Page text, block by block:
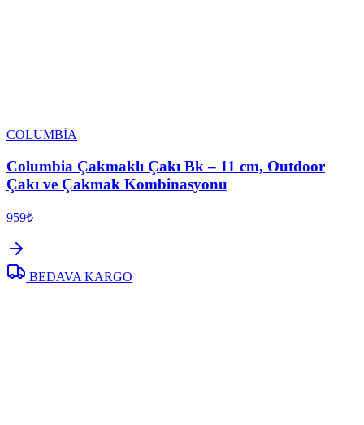
COLUMBİA
Columbia Çakmaklı Çakı Bk – 11 cm, Outdoor
Çakı ve Çakmak Kombinasyonu
959₺
BEDAVA KARGO